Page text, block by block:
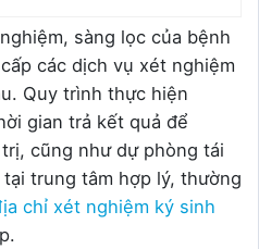
sàng lọc của bệnh
các dịch vụ xét nghiệm
Quy trình thực hiện
gian trả kết quả để
cũng như dự phòng tái
trung tâm hợp lý, thường
chỉ xét nghiệm ký sinh